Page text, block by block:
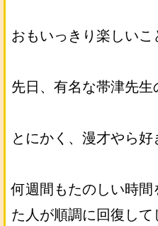
おもいっきり楽しいこ
先日、有名な帯津先生
とにかく、漫才やら
何週間もたのしい時
た人が順調に回復し